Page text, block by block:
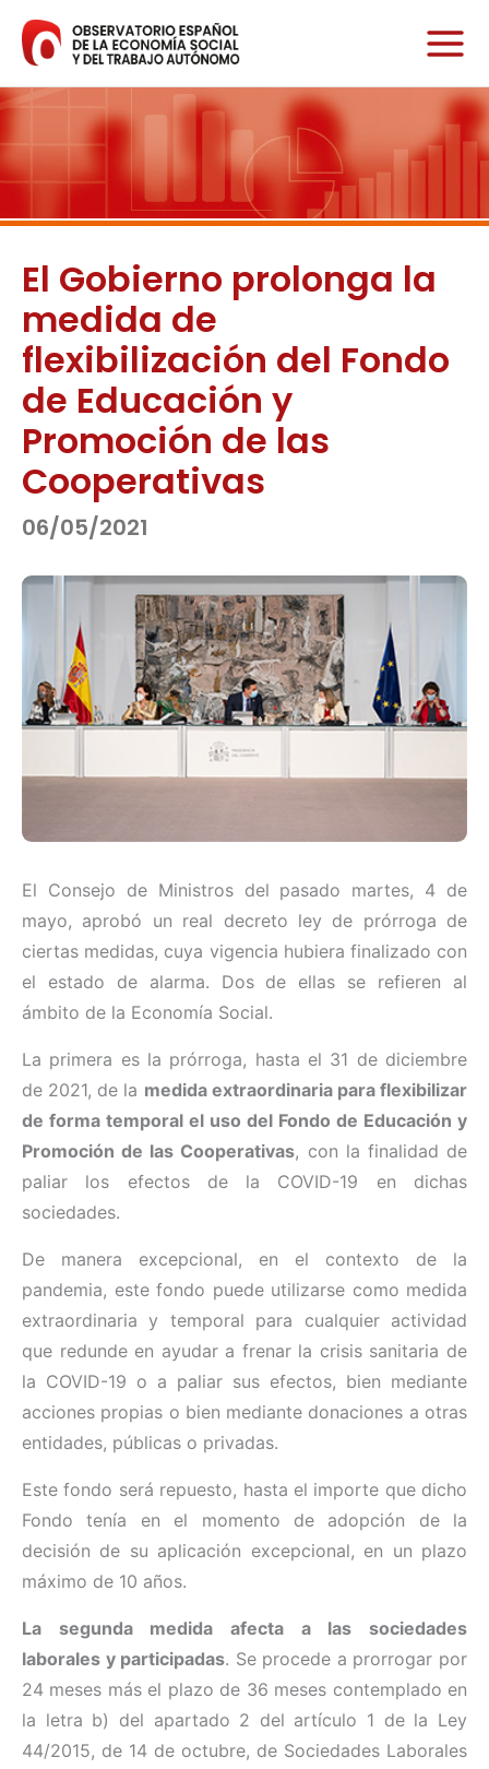
contenido
El Gobierno prolonga la
medida de
flexibilización del Fondo
de Educación y
Promoción de las
Cooperativas
06/05/2021
El Consejo de Ministros del pasado martes, 4 de
mayo, aprobó un real decreto ley de prórroga de
ciertas medidas, cuya vigencia hubiera finalizado con
el estado de alarma. Dos de ellas se refieren al
ámbito de la Economía Social.
La primera es la prórroga, hasta el 31 de diciembre
de 2021, de la medida extraordinaria para flexibilizar
de forma temporal el uso del Fondo de Educación y
Promoción de las Cooperativas, con la finalidad de
paliar los efectos de la COVID-19 en dichas
sociedades.
De manera excepcional, en el contexto de la
pandemia, este fondo puede utilizarse como medida
extraordinaria y temporal para cualquier actividad
que redunde en ayudar a frenar la crisis sanitaria de
la COVID-19 o a paliar sus efectos, bien mediante
acciones propias o bien mediante donaciones a otras
entidades, públicas o privadas.
Este fondo será repuesto, hasta el importe que dicho
Fondo tenía en el momento de adopción de la
decisión de su aplicación excepcional, en un plazo
máximo de 10 años.
La segunda medida afecta a las sociedades
laborales y participadas. Se procede a prorrogar por
24 meses más el plazo de 36 meses contemplado en
la letra b) del apartado 2 del artículo 1 de la Ley
44/2015, de 14 de octubre, de Sociedades Laborales